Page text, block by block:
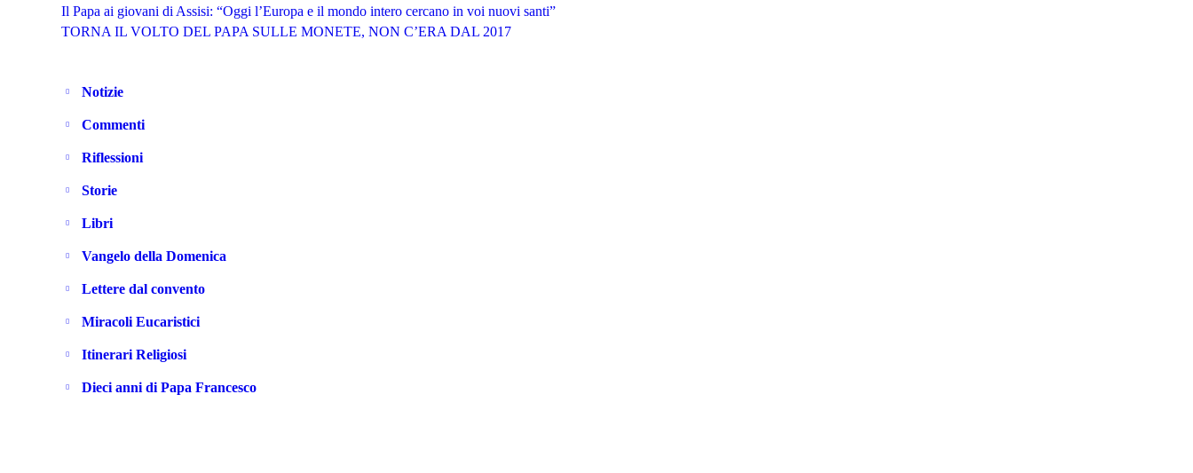
Il Papa ai giovani di Assisi: “Oggi l’Europa e il mondo intero cercano in voi nuovi santi”
TORNA IL VOLTO DEL PAPA SULLE MONETE, NON C’ERA DAL 2017
Notizie
Commenti
Riflessioni
Storie
Libri
Vangelo della Domenica
Lettere dal convento
Miracoli Eucaristici
Itinerari Religiosi
Dieci anni di Papa Francesco